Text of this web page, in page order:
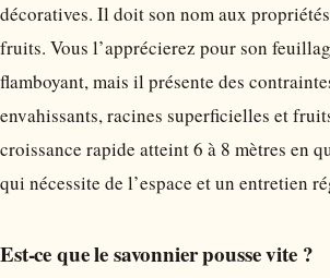
décoratives. Il doit son nom aux propriétés
fruits. Vous l’apprécierez pour son
flamboyant, mais il présente des
envahissants, racines superficielles et
croissance rapide atteint 6 à 8 mètres en
qui nécessite de l’espace et un entretien
Est-ce que le savonnier pousse vite ?